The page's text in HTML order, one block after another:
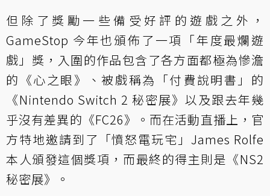
但除了獎勵一些備受好評的遊戲之外，
GameStop 今年也頒佈了一項「年度最爛遊
戲」獎，入圍的作品包含了各方面都極為慘澹
的《心之眼》、被戲稱為「付費說明書」的
《Nintendo Switch 2 秘密展》以及跟去年幾
乎沒有差異的《FC26》。而在活動直播上，官
方特地邀請到了「憤怒電玩宅」James Rolfe
本人頒發這個獎項，而最終的得主則是《NS2
秘密展》。